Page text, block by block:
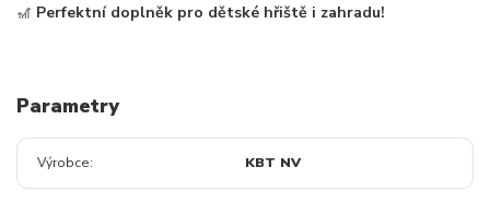
🎢 Perfektní doplněk pro dětské hřiště i zahradu!
Parametry
Výrobce KBT NV